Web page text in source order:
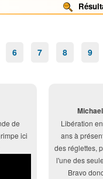
6 7 8 9
de
ici
Libération
ans à
des réglettes,
l'une des
Bravo